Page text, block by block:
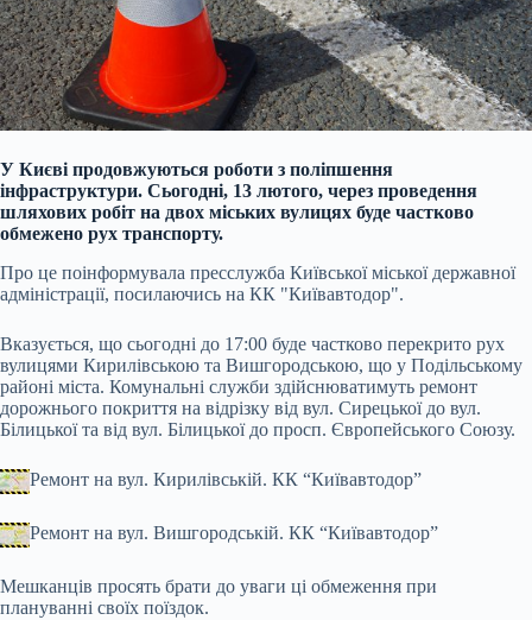
У Києві продовжуються роботи з поліпшення
інфраструктури. Сьогодні, 13 лютого, через проведення
шляхових робіт на двох міських вулицях буде частково
обмежено рух транспорту.
Про це поінформувала пресслужба Київської міської державної
адміністрації, посилаючись на КК "Київавтодор".
Вказується, що сьогодні до 17:00 буде частково перекрито рух
вулицями Кирилівською та Вишгородською, що у Подільському
районі міста. Комунальні служби здійснюватимуть ремонт
дорожнього покриття на відрізку від вул. Сирецької до вул.
Білицької та від вул. Білицької до просп. Європейського Союзу.
Ремонт на вул. Кирилівській. КК “Київавтодор”
Ремонт на вул. Вишгородській. КК “Київавтодор”
Мешканців просять брати до уваги ці обмеження при
плануванні своїх поїздок.